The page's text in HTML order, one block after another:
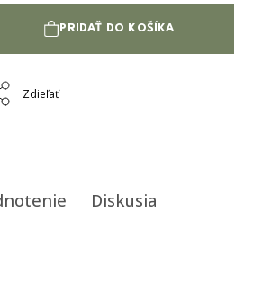
PRIDAŤ DO KOŠÍKA
Zdieľať
Diskusia